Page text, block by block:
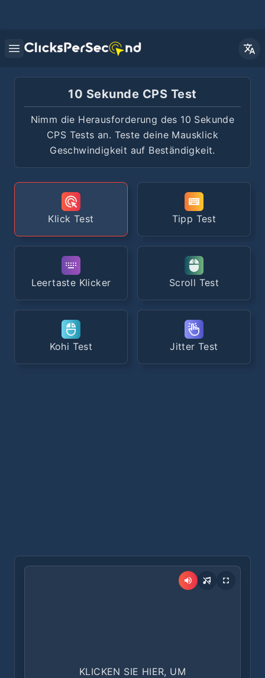
Open main menu
10 Sekunde CPS Test
Nimm die Herausforderung des 10 Sekunde
CPS Tests an. Teste deine Mausklick
Geschwindigkeit auf Beständigkeit.
Klick Test Tipp Test
Leertaste Klicker Scroll Test
Kohi Test Jitter Test
KLICKEN SIE HIER, UM